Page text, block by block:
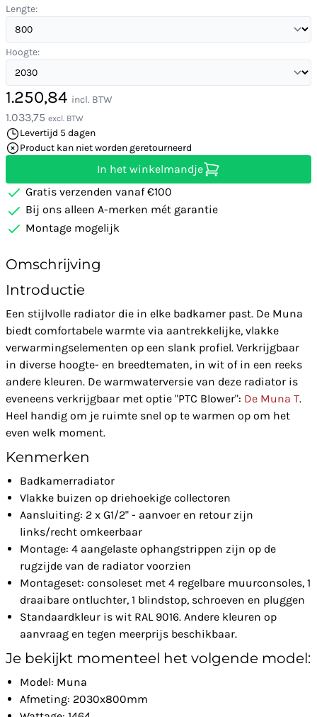
Lengte:
Hoogte:
1.250,84 incl. BTW
1.033,75 excl. BTW
Levertijd 5 dagen
Product kan niet worden geretourneerd
In het winkelmandje
Gratis verzenden vanaf €100
Bij ons alleen A-merken mét garantie
Montage mogelijk
Omschrijving
Introductie
Een stijlvolle radiator die in elke badkamer past. De Muna
biedt comfortabele warmte via aantrekkelijke, vlakke
verwarmingselementen op een slank profiel. Verkrijgbaar
in diverse hoogte- en breedtematen, in wit of in een reeks
andere kleuren. De warmwaterversie van deze radiator is
eveneens verkrijgbaar met optie "PTC Blower": De Muna T.
Heel handig om je ruimte snel op te warmen op om het
even welk moment.
Kenmerken
Badkamerradiator
Vlakke buizen op driehoekige collectoren
Aansluiting: 2 x G1/2" - aanvoer en retour zijn
links/recht omkeerbaar
Montage: 4 aangelaste ophangstrippen zijn op de
rugzijde van de radiator voorzien
Montageset: consoleset met 4 regelbare muurconsoles, 1
draaibare ontluchter, 1 blindstop, schroeven en pluggen
Standaardkleur is wit RAL 9016. Andere kleuren op
aanvraag en tegen meerprijs beschikbaar.
Je bekijkt momenteel het volgende model:
Model: Muna
Afmeting: 2030x800mm